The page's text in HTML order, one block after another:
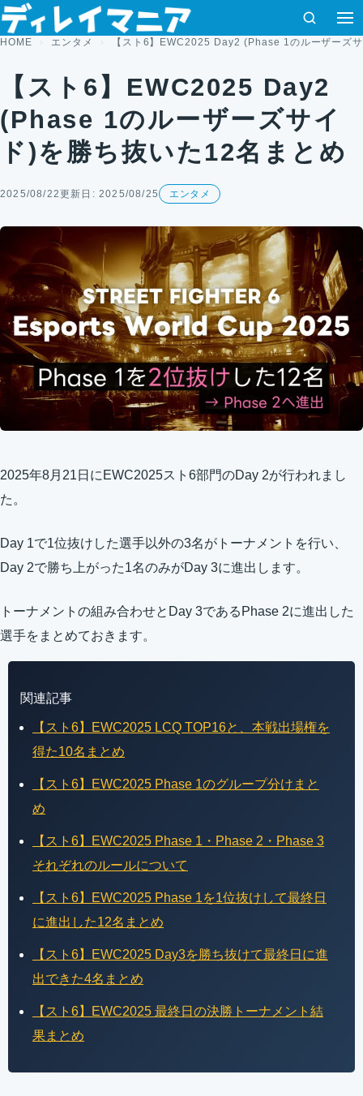
コンテンツへスキップ
検索
HOME エンタメ 【スト6】EWC2025 Day2 (Phase 1のルーザーズ
【スト6】EWC2025 Day2
(Phase 1のルーザーズサイ
ド)を勝ち抜いた12名まとめ
2025/08/22更新日: 2025/08/25 エンタメ
2025年8月21日にEWC2025スト6部門のDay 2が行われまし
た。
Day 1で1位抜けした選手以外の3名がトーナメントを行い、
Day 2で勝ち上がった1名のみがDay 3に進出します。
トーナメントの組み合わせとDay 3であるPhase 2に進出した
選手をまとめておきます。
関連記事
【スト6】EWC2025 LCQ TOP16と、本戦出場権を
得た10名まとめ
【スト6】EWC2025 Phase 1のグループ分けまと
め
【スト6】EWC2025 Phase 1・Phase 2・Phase 3
それぞれのルールについて
【スト6】EWC2025 Phase 1を1位抜けして最終日
に進出した12名まとめ
【スト6】EWC2025 Day3を勝ち抜けて最終日に進
出できた4名まとめ
【スト6】EWC2025 最終日の決勝トーナメント結
果まとめ